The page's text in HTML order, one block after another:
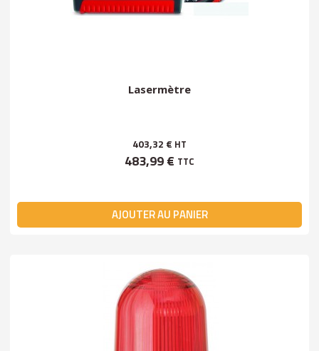
Lasermètre
403,32 € HT
483,99 € TTC
AJOUTER AU PANIER